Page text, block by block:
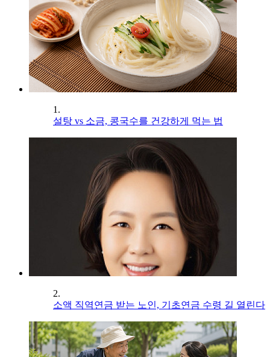
1.
설탕 vs 소금, 콩국수를 건강하게 먹는 법
2.
소액 직역연금 받는 노인, 기초연금 수령 길 열린다